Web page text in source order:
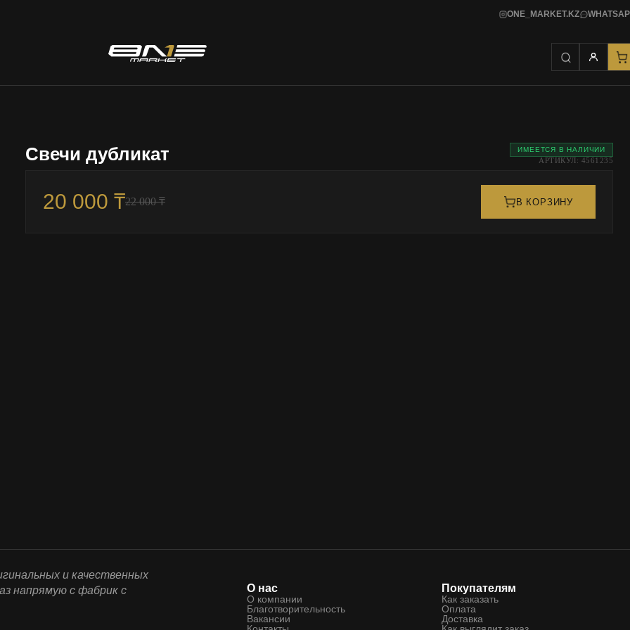
ONE_MARKET.KZ
Свечи дубликат ИМЕЕТСЯ В НАЛИЧИИ
АРТИКУЛ: 4561235
20 000 ₸22 000 ₸ В КОРЗИНУ
и качественных
напрямую с фабрик с
О нас
О компании
Благотворительность
Вакансии
Покупателям
Как заказать
Оплата
Доставка